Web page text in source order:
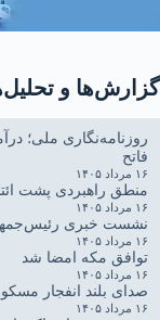
گزارش‌ها و
روزنامه‌نگاری ملی؛
فاتح
۱۶ مرداد ۱۴۰۵
منطق راهبردی پشت
۱۶ مرداد ۱۴۰۵
نشست خبری
۱۶ مرداد ۱۴۰۵
توافق مکه امضا شد
۱۶ مرداد ۱۴۰۵
صدای بلند انفجار مسکو
۱۶ مرداد ۱۴۰۵